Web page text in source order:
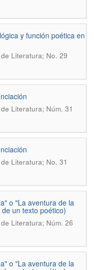
y función poética en
Literatura; No. 29
Literatura; Núm. 31
Literatura; No. 31
o "La aventura de la
un texto poético)
Literatura; Núm. 26
o "La aventura de la